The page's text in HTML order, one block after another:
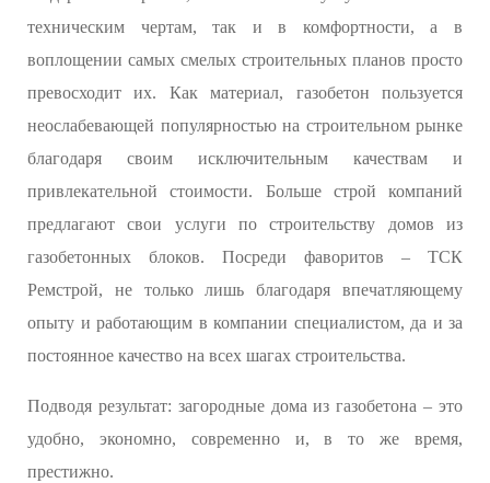
техническим чертам, так и в комфортности, а в
воплощении самых смелых строительных планов просто
превосходит их. Как материал, газобетон пользуется
неослабевающей популярностью на строительном рынке
благодаря своим исключительным качествам и
привлекательной стоимости. Больше строй компаний
предлагают свои услуги по строительству домов из
газобетонных блоков. Посреди фаворитов – ТСК
Ремстрой, не только лишь благодаря впечатляющему
опыту и работающим в компании специалистом, да и за
постоянное качество на всех шагах строительства.
Подводя результат: загородные дома из газобетона – это
удобно, экономно, современно и, в то же время,
престижно.